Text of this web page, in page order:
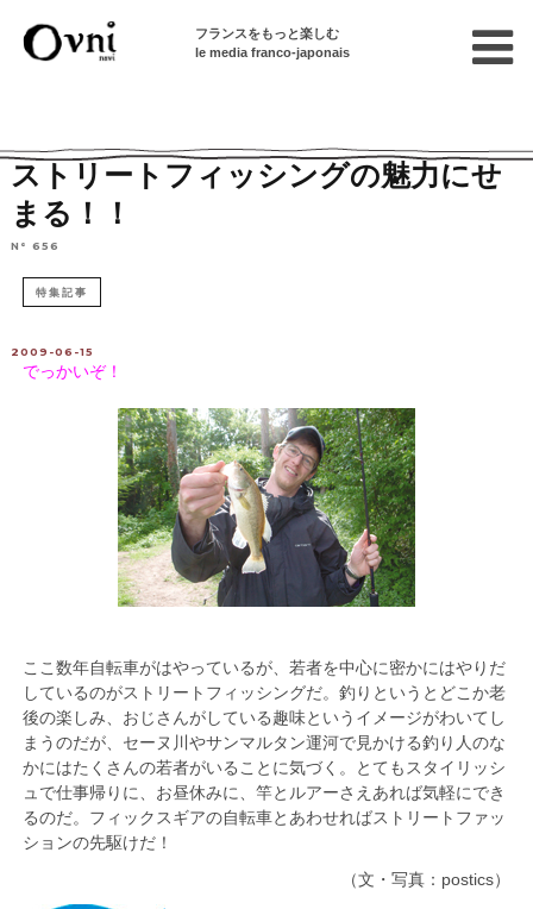
フランスをもっと楽しむ
le media franco-japonais
ストリートフィッシングの魅力にせ
まる！！
N° 656
特集記事
2009-06-15
でっかいぞ！
ここ数年自転車がはやっているが、若者を中心に密かにはやりだ
しているのがストリートフィッシングだ。釣りというとどこか老
後の楽しみ、おじさんがしている趣味というイメージがわいてし
まうのだが、セーヌ川やサンマルタン運河で見かける釣り人のな
かにはたくさんの若者がいることに気づく。とてもスタイリッシ
ュで仕事帰りに、お昼休みに、竿とルアーさえあれば気軽にでき
るのだ。フィックスギアの自転車とあわせればストリートファッ
ションの先駆けだ！
（文・写真：postics）